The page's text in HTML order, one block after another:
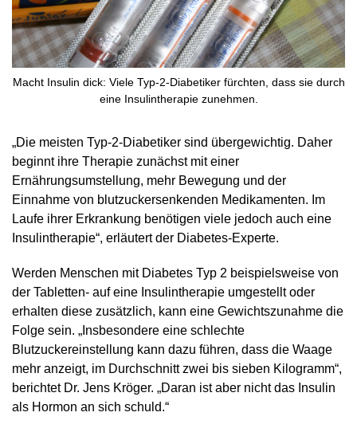
Macht Insulin dick: Viele Typ-2-Diabetiker fürchten, dass sie durch
eine Insulintherapie zunehmen.
„Die meisten Typ-2-Diabetiker sind übergewichtig. Daher
beginnt ihre Therapie zunächst mit einer
Ernährungsumstellung, mehr Bewegung und der
Einnahme von blutzuckersenkenden Medikamenten. Im
Laufe ihrer Erkrankung benötigen viele jedoch auch eine
Insulintherapie“, erläutert der Diabetes-Experte.
Werden Menschen mit Diabetes Typ 2 beispielsweise von
der Tabletten- auf eine Insulintherapie umgestellt oder
erhalten diese zusätzlich, kann eine Gewichtszunahme die
Folge sein. „Insbesondere eine schlechte
Blutzuckereinstellung kann dazu führen, dass die Waage
mehr anzeigt, im Durchschnitt zwei bis sieben Kilogramm“,
berichtet Dr. Jens Kröger. „Daran ist aber nicht das Insulin
als Hormon an sich schuld.“